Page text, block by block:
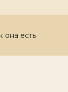
она есть